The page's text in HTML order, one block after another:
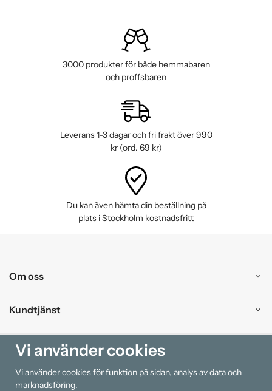
3000 produkter för både hemmabaren
och proffsbaren
Leverans 1-3 dagar och fri frakt över 990
kr (ord. 69 kr)
Du kan även hämta din beställning på
plats i Stockholm kostnadsfritt
Om oss
Kundtjänst
Handla
Information
Vi använder cookies
Vi använder cookies för funktion på sidan, analys av data och
marknadsföring.